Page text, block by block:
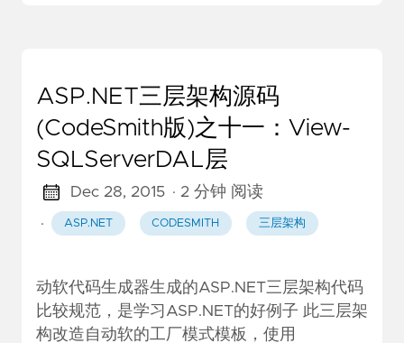
ASP.NET三层架构源码
(CodeSmith版)之十一：View-
SQLServerDAL层
Dec 28, 2015 · 2 分钟 阅读
·
ASP.NET CODESMITH 三层架构
动软代码生成器生成的ASP.NET三层架构代码
比较规范，是学习ASP.NET的好例子 此三层架
构改造自动软的工厂模式模板，使用